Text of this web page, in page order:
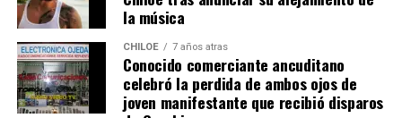
Gómez para ponerse en el lugar de quien comparte su
misma realidad, el Duchenne, salvando las “pequeñas
grandes” diferencias?
Voces al unísono se escuchan y se repiten en redes
la música
CHILOE 7 años atras
Conocido comerciante ancuditano
celebró la perdida de ambos ojos de
joven manifestante que recibió disparos